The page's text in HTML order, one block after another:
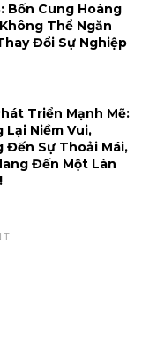
Bốn Cung Hoàng
Thể Ngăn
Đổi Sự Nghiệp
Triển Mạnh Mẽ:
Lại Niềm Vui,
Đến Sự Thoải Mái,
Đến Một Làn